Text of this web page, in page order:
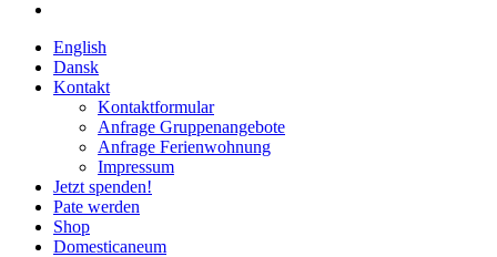
English
Dansk
Kontakt
Kontaktformular
Anfrage Gruppenangebote
Anfrage Ferienwohnung
Impressum
Jetzt spenden!
Pate werden
Shop
Domesticaneum